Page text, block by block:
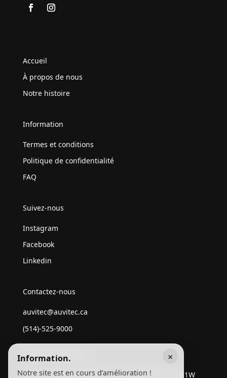
Accueil
À propos de nous
Notre histoire
Information
Termes et conditions
Politique de confidentialité
FAQ
Suivez-nous
Instagram
Facebook
Linkedin
Contactez-nous
auvitec@auvitec.ca
(514)-525-9000
Heures d’ouverture
3609, rue Sainte-Catherine Est, Montréal, QC, H1W
×
Information.
Notre site est en cours d’amélioration !